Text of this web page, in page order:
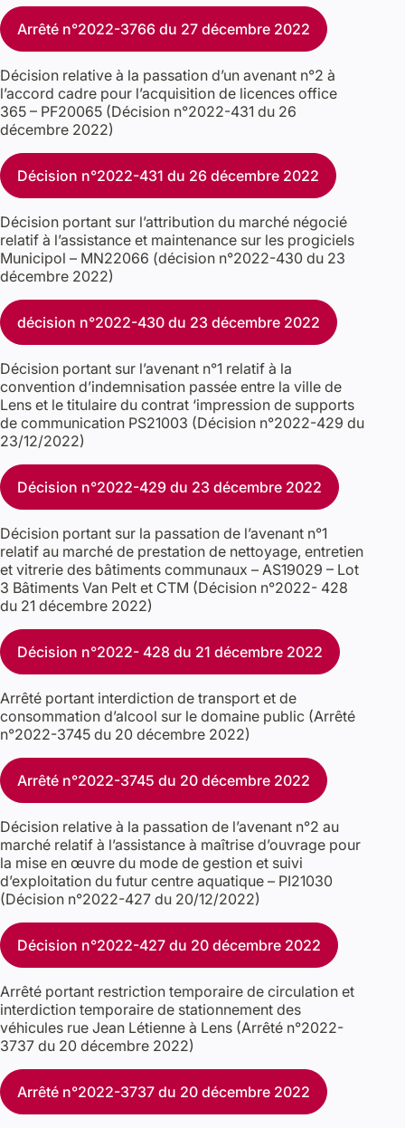
Arrêté n°2022-3766 du 27 décembre 2022
Décision relative à la passation d’un avenant n°2 à
l’accord cadre pour l’acquisition de licences office
365 – PF20065 (Décision n°2022-431 du 26
décembre 2022)
Décision n°2022-431 du 26 décembre 2022
Décision portant sur l’attribution du marché négocié
relatif à l’assistance et maintenance sur les progiciels
Municipol – MN22066 (décision n°2022-430 du 23
décembre 2022)
décision n°2022-430 du 23 décembre 2022
Décision portant sur l’avenant n°1 relatif à la
convention d’indemnisation passée entre la ville de
Lens et le titulaire du contrat ‘impression de supports
de communication PS21003 (Décision n°2022-429 du
23/12/2022)
Décision n°2022-429 du 23 décembre 2022
Décision portant sur la passation de l’avenant n°1
relatif au marché de prestation de nettoyage, entretien
et vitrerie des bâtiments communaux – AS19029 – Lot
3 Bâtiments Van Pelt et CTM (Décision n°2022- 428
du 21 décembre 2022)
Décision n°2022- 428 du 21 décembre 2022
Arrêté portant interdiction de transport et de
consommation d’alcool sur le domaine public (Arrêté
n°2022-3745 du 20 décembre 2022)
Arrêté n°2022-3745 du 20 décembre 2022
Décision relative à la passation de l’avenant n°2 au
marché relatif à l’assistance à maîtrise d’ouvrage pour
la mise en œuvre du mode de gestion et suivi
d’exploitation du futur centre aquatique – PI21030
(Décision n°2022-427 du 20/12/2022)
Décision n°2022-427 du 20 décembre 2022
Arrêté portant restriction temporaire de circulation et
interdiction temporaire de stationnement des
véhicules rue Jean Létienne à Lens (Arrêté n°2022-
3737 du 20 décembre 2022)
Arrêté n°2022-3737 du 20 décembre 2022